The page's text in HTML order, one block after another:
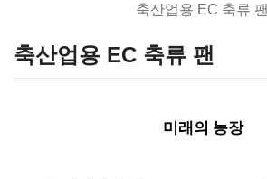
축산업용 EC 축류 팬
축산업용 EC 축류 팬
미래의 농장